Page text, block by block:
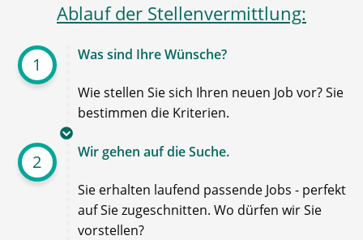
Ablauf der Stellenvermittlung:
1 Was sind Ihre Wünsche?
Wie stellen Sie sich Ihren neuen Job vor? Sie
bestimmen die Kriterien.
2 Wir gehen auf die Suche.
Sie erhalten laufend passende Jobs - perfekt
auf Sie zugeschnitten. Wo dürfen wir Sie
vorstellen?